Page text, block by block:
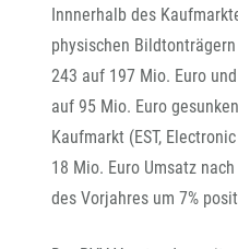
Innnerhalb des
physischen Bildtonträgern
243 auf 197 Mio. Euro
auf 95 Mio. Euro
Kaufmarkt (EST,
18 Mio. Euro Umsatz
des Vorjahres um 7%